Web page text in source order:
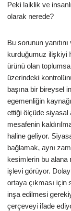
Peki laiklik ve
olarak nerede?
Bu sorunun
kurduğumuz ilişkiyi
ürünü olan
üzerindeki
başına bir bireysel
egemenliğin
ettiği ölçüde siyasal
mesafenin
haline geliyor.
bağlamak, aynı
kesimlerin bu alana
işlevi görüyor.
ortaya çıkması için
inşa edilmesi
çerçeveyi ifade